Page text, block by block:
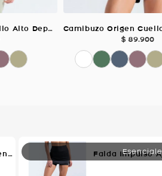
Camibuzo Origen Cuello Alto Deportivo, Color VERDE SALVIA Para Mujer
$ 89.900
Short Con Pretina Control De Abdomen, Color Negro Para Mujer